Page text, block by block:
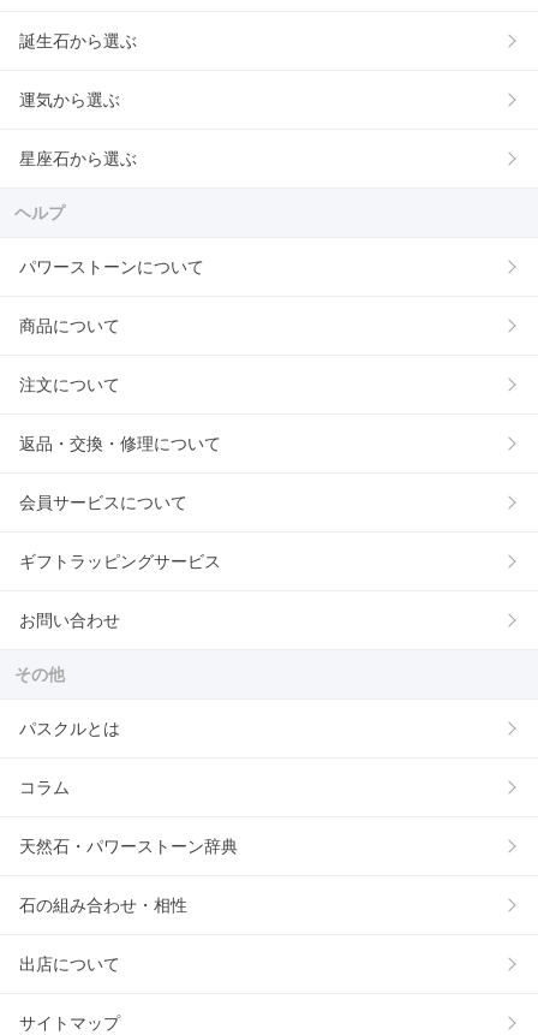
誕生石から選ぶ
運気から選ぶ
星座石から選ぶ
ヘルプ
パワーストーンについて
商品について
注文について
返品・交換・修理について
会員サービスについて
ギフトラッピングサービス
お問い合わせ
その他
パスクルとは
コラム
天然石・パワーストーン辞典
石の組み合わせ・相性
出店について
サイトマップ